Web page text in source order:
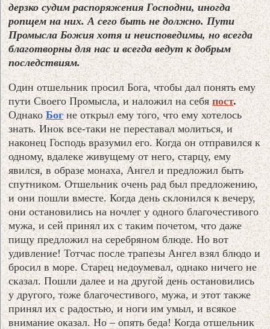
дерзко судим распоряжения Господни, иногда
ропщем на них. А сего быть не должно. Пути
Промысла Божия хотя и неисповедимы, но всегда
благотворны для нас и всегда ведут к добрым
последствиям.
Один отшельник просил Бога, чтобы дал понять ему
пути Своего Промысла, и наложил на себяпост.
Однако Богне открыл ему того, что ему хотелось
знать. Инок все-таки не переставал молиться, и
наконец Господь вразумил его. Когда он отправился к
одному, вдалеке живущему от него, старцу, ему
явился, в образе монаха, Ангел и предложил быть
спутником. Отшельник очень рад был предложению,
и они пошли вместе. Когда день склонился к вечеру,
они остановились на ночлег у одного благочестивого
мужа, и сей принял их с таким почетом, что даже
пищу предложил на серебряном блюде. Но вот
удивление! Тотчас после трапезы Ангел взял блюдо и
бросил в море. Старец недоумевал, однако ничего не
сказал. Пошли далее и на другой день остановились
у другого, тоже благочестивого, мужа, и этот также
принял их с радостью, и ноги им умыл, и всякое
внимание оказал. Но – опять беда! Когда отшельник